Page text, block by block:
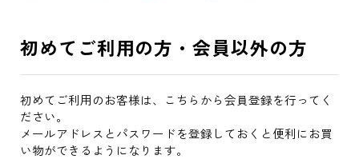
初めてご利用の方・会員以外の方
初めてご利用のお客様は、こちらから会員登録を行ってく
ださい。
メールアドレスとパスワードを登録しておくと便利にお買
い物ができるようになります。